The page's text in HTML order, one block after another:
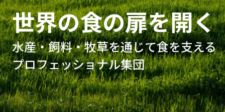
世界の食の扉を開く
水産・飼料・牧草を通じて食を支える
プロフェッショナル集団